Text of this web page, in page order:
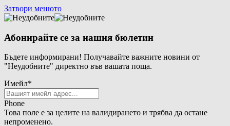
Затвори менюто
Абонирайте се за нашия бюлетин
Бъдете информирани! Получавайте важните новини от
"Неудобните" директно във вашата поща.
Имейл*
Phone
Това поле е за целите на валидирането и трябва да остане
непроменено.